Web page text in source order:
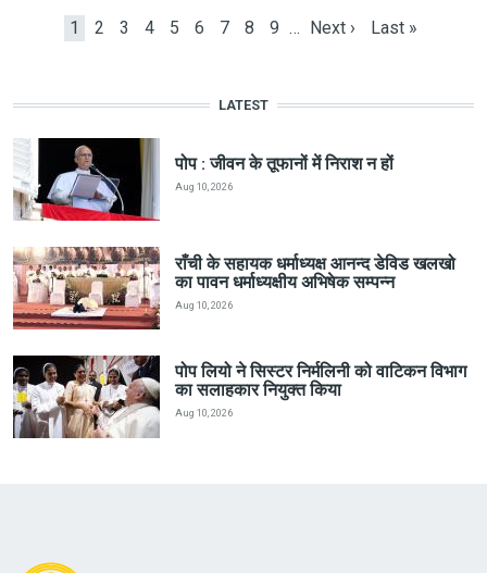
Current page
1 Page
2 Page
3 Page
4 Page
5 Page
6 Page
7 Page
8 Page
9 … Next page
Next › Last page
Last »
LATEST
पोप : जीवन के तूफानों में निराश न हों
Aug 10, 2026
राँची के सहायक धर्माध्यक्ष आनन्द डेविड खलखो
का पावन धर्माध्यक्षीय अभिषेक सम्पन्न
Aug 10, 2026
पोप लियो ने सिस्टर निर्मलिनी को वाटिकन विभाग
का सलाहकार नियुक्त किया
Aug 10, 2026